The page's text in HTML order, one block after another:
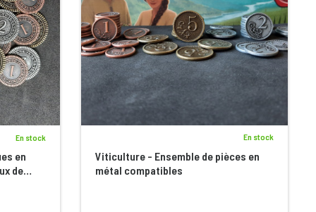
En stock
en
de
En stock
Viticulture - Ensemble de pièces en
métal compatibles